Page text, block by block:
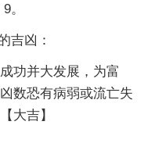
。
吉凶：
功并大发展，为富
数恐有病弱或流亡失
大吉】